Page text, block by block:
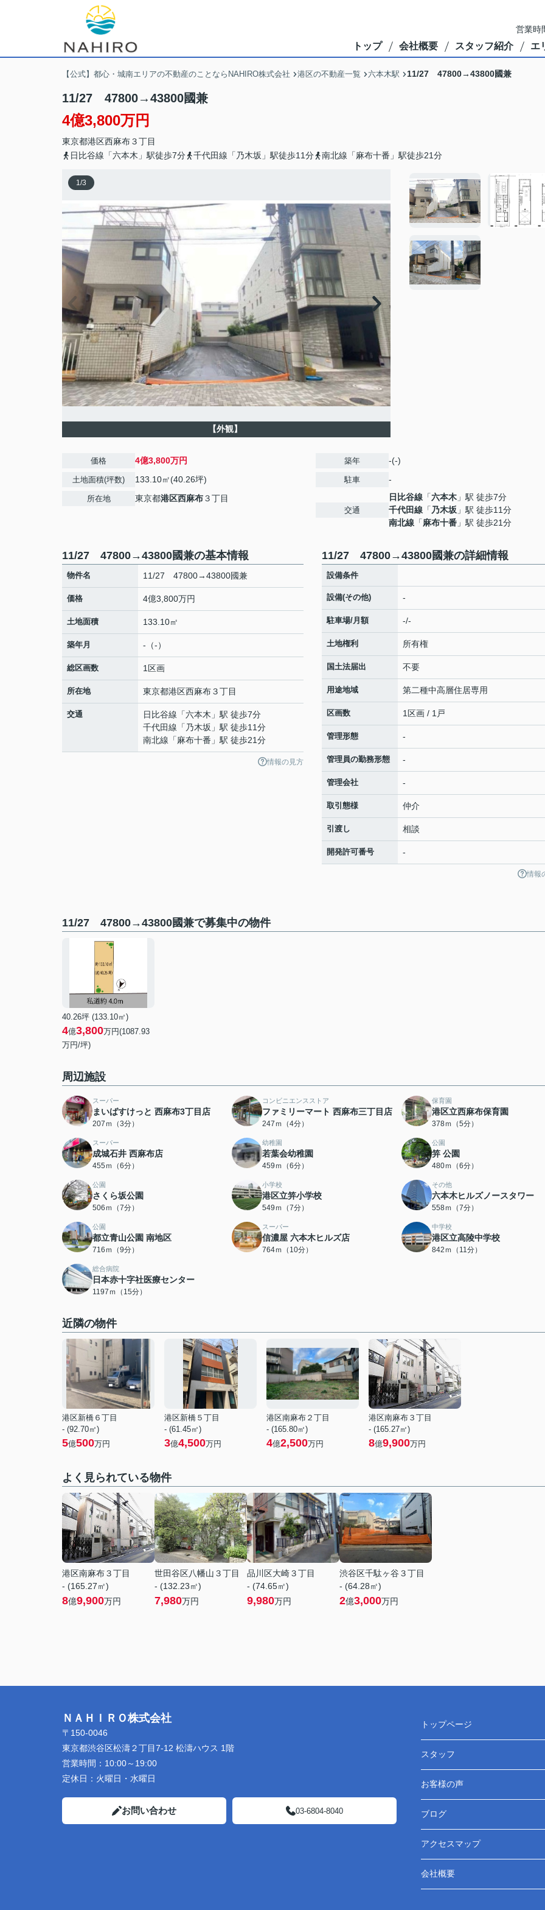
営業時
トップ 会社概要 スタッフ紹介 エ
【公式】都心・城南エリアの不動産のことならNAHIRO株式会社 港区の不動産一覧 六本木駅 11/27 47800→43800國兼
11/27 47800→43800國兼
4億3,800万円
東京都港区西麻布３丁目
日比谷線「六本木」駅徒歩7分
千代田線「乃木坂」駅徒歩11分 南北線「麻布十番」駅徒歩21分
1/3
【外観】
価格 4億3,800万円
土地面積(坪数) 133.10㎡(40.26坪)
所在地 東京都港区西麻布３丁目
築年 -(-)
駐車 -
交通
日比谷線 「六本木 」駅 徒歩7分
千代田線 「 乃木坂 」駅 徒歩11分
南北線 「麻布十番 」駅 徒歩21分
11/27 47800→43800國兼の基本情報
物件名 11/27 47800→43800國兼
価格 4億3,800万円
土地面積 133.10㎡
築年月 -（-）
総区画数 1区画
所在地 東京都港区西麻布３丁目
交通 日比谷線 「六本木 」駅 徒歩7分
千代田線 「 乃木坂 」駅 徒歩11分
南北線 「麻布十番 」駅 徒歩21分
情報の見方
11/27 47800→43800國兼の詳細情報
設備条件
設備(その他) -
駐車場/月額 -/-
土地権利 所有権
国土法届出 不要
用途地域 第二種中高層住居専用
区画数 1区画 / 1戸
管理形態 -
管理員の勤務形態 -
管理会社 -
取引態様 仲介
引渡し 相談
開発許可番号 -
情報
11/27 47800→43800國兼で募集中の物件
40.26坪 (133.10㎡)
4億3,800万円(1087.93
万円/坪)
周辺施設
スーパー
まいばすけっと 西麻布3丁目店
207ｍ（3分）
コンビニエンスストア
ファミリーマート 西麻布三丁目店
247ｍ（4分）
保育園
港区立西麻布保育園
378ｍ（5分）
スーパー
成城石井 西麻布店
455ｍ（6分）
幼稚園
若葉会幼稚園
459ｍ（6分）
公園
笄 公園
480ｍ（6分）
公園
さくら坂公園
506ｍ（7分）
小学校
港区立笄小学校
549ｍ（7分）
その他
六本木ヒルズノースタワー
558ｍ（7分）
公園
都立青山公園 南地区
716ｍ（9分）
スーパー
信濃屋 六本木ヒルズ店
764ｍ（10分）
中学校
港区立高陵中学校
842ｍ（11分）
総合病院
日本赤十字社医療センター
1197ｍ（15分）
近隣の物件
港区新橋６丁目
- (92.70㎡)
5億500万円
港区新橋５丁目
- (61.45㎡)
3億4,500万円
港区南麻布２丁目
- (165.80㎡)
4億2,500万円
港区南麻布３丁目
- (165.27㎡)
8億9,900万円
よく見られている物件
港区南麻布３丁目
- (165.27㎡)
8億9,900万円
世田谷区八幡山３丁目
- (132.23㎡)
7,980万円
品川区大崎３丁目
- (74.65㎡)
9,980万円
渋谷区千駄ヶ谷３丁目
- (64.28㎡)
2億3,000万円
ＮＡＨＩＲＯ株式会社
〒150-0046
東京都渋谷区松濤２丁目7-12 松濤ハウス 1階
営業時間： 10:00～19:00
定休日： 火曜日・水曜日
お問い合わせ 03-6804-8040
トップページ
スタッフ
お客様の声
ブログ
アクセスマップ
会社概要